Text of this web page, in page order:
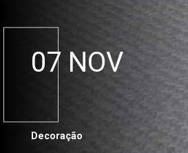
07 NOV
Decoração